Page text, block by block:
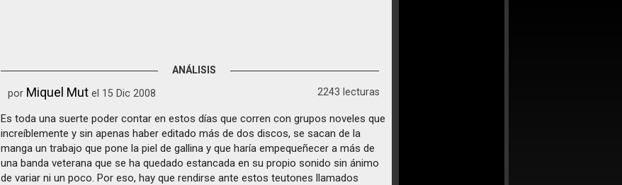
ANÁLISIS
por Miquel Mut el 15 Dic 2008 2243 lecturas
Es toda una suerte poder contar en estos días que corren con grupos noveles que
increíblemente y sin apenas haber editado más de dos discos, se sacan de la
manga un trabajo que pone la piel de gallina y que haría empequeñecer a más de
una banda veterana que se ha quedado estancada en su propio sonido sin ánimo
de variar ni un poco. Por eso, hay que rendirse ante estos teutones llamados